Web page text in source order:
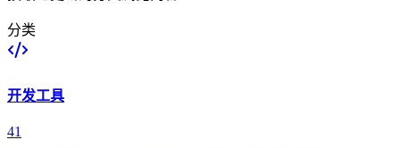
分类
开发工具
41